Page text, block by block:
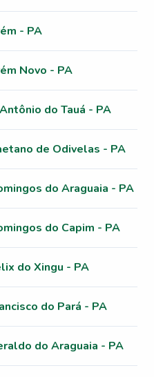
- PA
Novo - PA
do Tauá - PA
de Odivelas - PA
do Araguaia - PA
do Capim - PA
do Xingu - PA
do Pará - PA
do Araguaia - PA